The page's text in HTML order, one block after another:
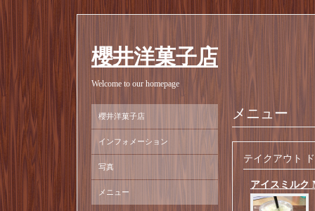
櫻井洋菓子店
Welcome to our homepage
メニュー
テイクアウト
アイスミルク
櫻井洋菓子店
インフォメーション
写真
メニュー